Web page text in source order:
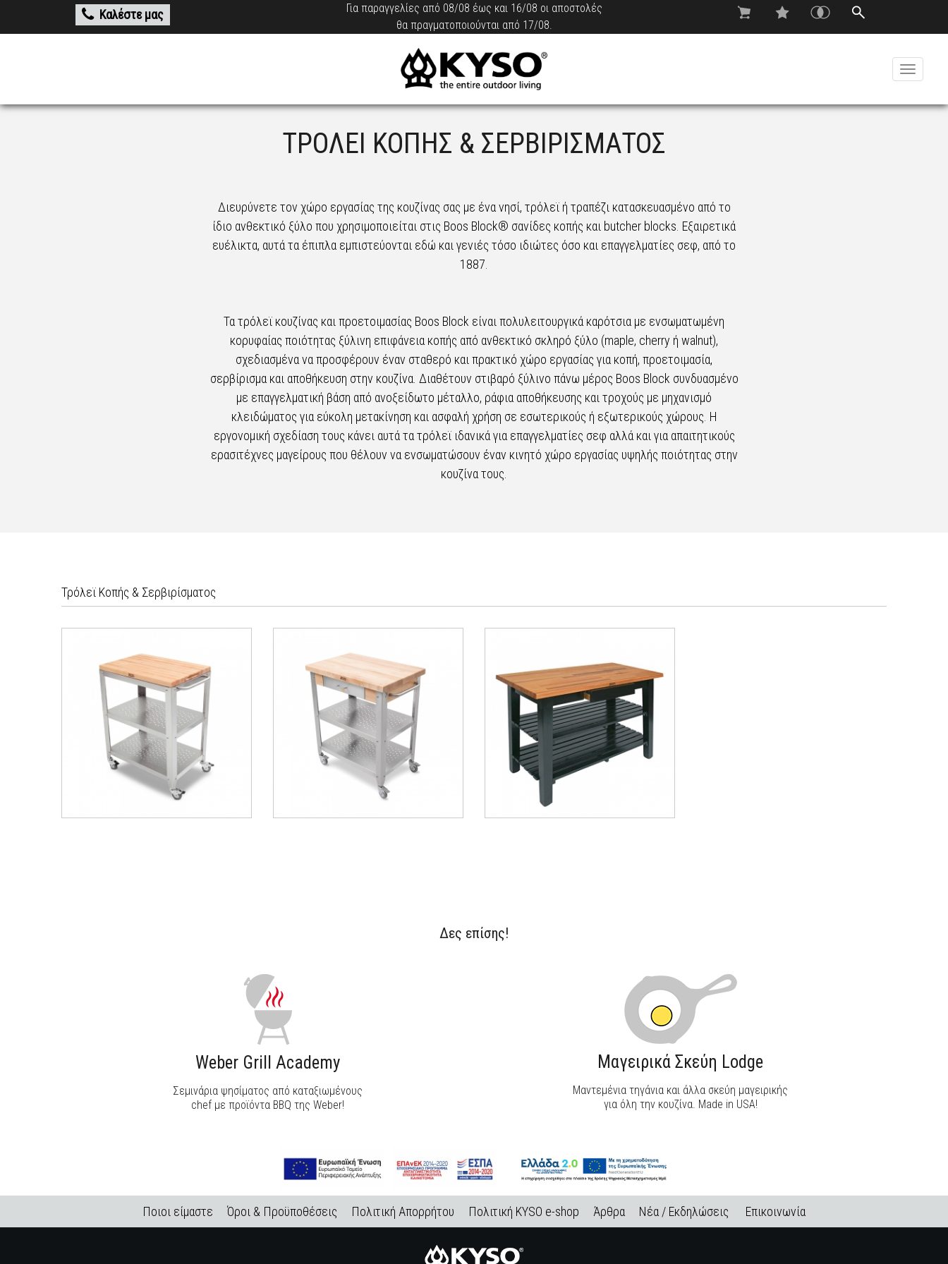
Καλέστε μας
Για παραγγελίες από 08/08 έως και 16/08 οι αποστολές
θα πραγματοποιούνται από 17/08.
Toggle
ΤΡΟΛΕΙ ΚΟΠΗΣ & ΣΕΡΒΙΡΙΣΜΑΤΟΣ
Διευρύνετε τον χώρο εργασίας της κουζίνας σας με ένα νησί, τρόλεϊ ή τραπέζι κατασκευασμένο από το
ίδιο ανθεκτικό ξύλο που χρησιμοποιείται στις Boos Block® σανίδες κοπής και butcher blocks. Εξαιρετικά
ευέλικτα, αυτά τα έπιπλα εμπιστεύονται εδώ και γενιές τόσο ιδιώτες όσο και επαγγελματίες σεφ, από το
1887.
Τα τρόλεϊ κουζίνας και προετοιμασίας Boos Block είναι πολυλειτουργικά καρότσια με ενσωματωμένη
κορυφαίας ποιότητας ξύλινη επιφάνεια κοπής από ανθεκτικό σκληρό ξύλο (maple, cherry ή walnut),
σχεδιασμένα να προσφέρουν έναν σταθερό και πρακτικό χώρο εργασίας για κοπή, προετοιμασία,
σερβίρισμα και αποθήκευση στην κουζίνα. Διαθέτουν στιβαρό ξύλινο πάνω μέρος Boos Block συνδυασμένο
με επαγγελματική βάση από ανοξείδωτο μέταλλο, ράφια αποθήκευσης και τροχούς με μηχανισμό
κλειδώματος για εύκολη μετακίνηση και ασφαλή χρήση σε εσωτερικούς ή εξωτερικούς χώρους. Η
εργονομική σχεδίαση τους κάνει αυτά τα τρόλεϊ ιδανικά για επαγγελματίες σεφ αλλά και για απαιτητικούς
ερασιτέχνες μαγείρους που θέλουν να ενσωματώσουν έναν κινητό χώρο εργασίας υψηλής ποιότητας στην
κουζίνα τους.
Τρόλεϊ Κοπής & Σερβιρίσματος
Δες επίσης!
Weber Grill Academy
Σεμινάρια ψησίματος από καταξιωμένους
chef με προϊόντα BBQ της Weber!
Μαγειρικά Σκεύη Lodge
Μαντεμένια τηγάνια και άλλα σκεύη μαγειρικής
για όλη την κουζίνα. Made in USA!
Ποιοι είμαστε Όροι & Προϋποθέσεις Πολιτική Απορρήτου Πολιτική KYSO e-shop Άρθρα Νέα / Εκδηλώσεις Επικοινωνία